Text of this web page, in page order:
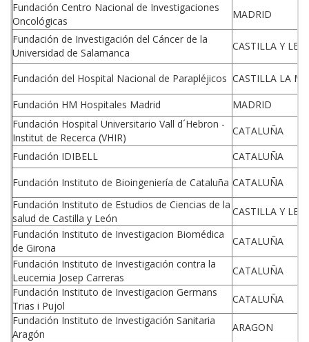
Fundación Centro Nacional de Investigaciones
Oncológicas
MADRID
Fundación de Investigación del Cáncer de la
Universidad de Salamanca
CASTILLA Y
Fundación del Hospital Nacional de Parapléjicos CASTILLA LA
Fundación HM Hospitales Madrid
MADRID
Fundación Hospital Universitario Vall d´Hebron -
Institut de Recerca (VHIR)
CATALUÑA
Fundación IDIBELL
CATALUÑA
Fundación Instituto de Bioingeniería de Cataluña CATALUÑA
Fundación Instituto de Estudios de Ciencias de la
salud de Castilla y León
CASTILLA Y
Fundación Instituto de Investigacion Biomédica
de Girona
CATALUÑA
Fundación Instituto de Investigación contra la
Leucemia Josep Carreras
CATALUÑA
Fundación Instituto de Investigacion Germans
Trias i Pujol
CATALUÑA
Fundación Instituto de Investigación Sanitaria
Aragón
ARAGON